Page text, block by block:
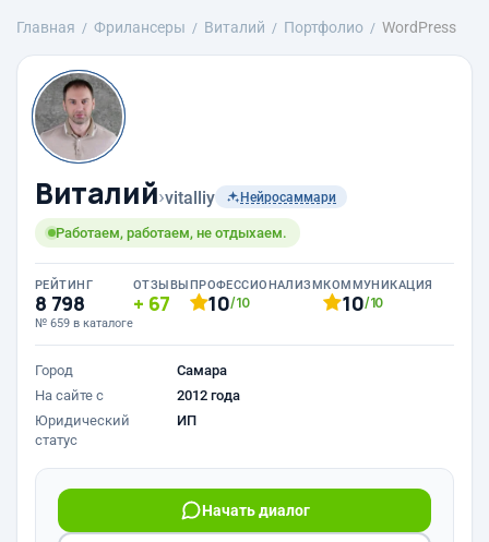
Главная Фрилансеры Виталий Портфолио WordPress
Виталий›vitalliy Нейросаммари
Работаем, работаем, не отдыхаем.
РЕЙТИНГ
8 798
№ 659 в каталоге
ОТЗЫВЫ
67
ПРОФЕССИОНАЛИЗМ
10/10
КОММУНИКАЦИЯ
10/10
Город
Самара
На сайте с
2012 года
Юридический
статус
ИП
Начать диалог